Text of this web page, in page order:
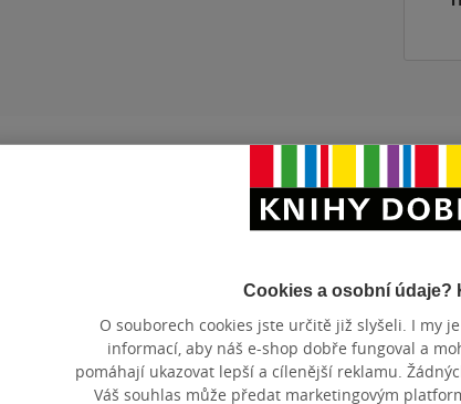
435 g
čeština
Máte se skutečně na co těšit. Příběh je
maximálně třístránkových kapitol, což mě
Cookies a osobní údaje?
O souborech cookies jste určitě již slyšeli. I my
informací, aby náš e-shop dobře fungoval a
pomáhají ukazovat lepší a cílenější reklamu.
Váš souhlas může předat marketingovým